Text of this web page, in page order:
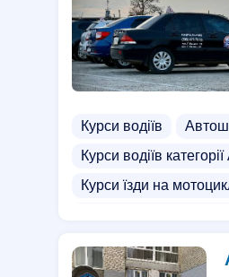
Курси водіїв
Курси водіїв
Курси їзди на
Курси водія